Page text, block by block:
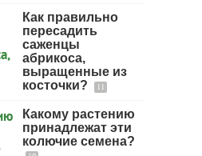
Как правильно
пересадить
саженцы
абрикоса,
выращенные из
косточки?
11
Какому растению
принадлежат эти
колючие семена?